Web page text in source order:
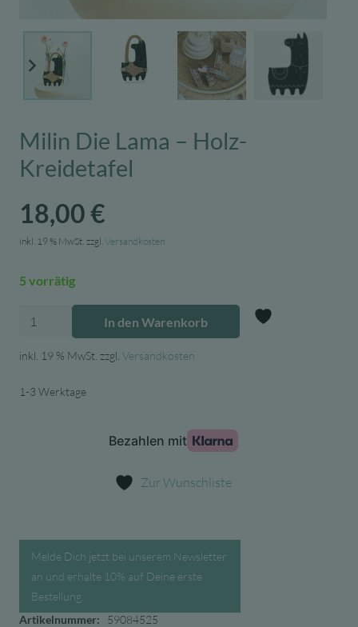
Milin Die Lama – Holz-
Kreidetafel
18,00€
inkl. 19 % MwSt. zzgl. Versandkosten
5 vorrätig
Milin
Lama
Holz-
In den Warenkorb
inkl. 19 % MwSt. zzgl. Versandkosten
1-3 Werktage
Zur Wunschliste
Melde Dich jetzt bei unserem Newsletter
an und erhalte 10% auf Deine erste
Bestellung.
Artikelnummer:
59084525